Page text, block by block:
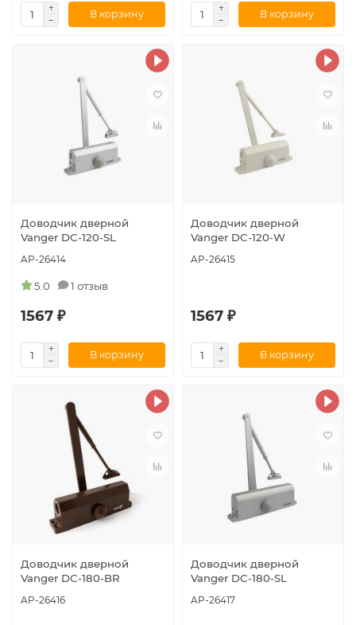
В корзину В корзину
Доводчик дверной
Vanger DC-120-SL
AP-26414
5.0 1 отзыв
1567 ₽
В корзину
Доводчик дверной
Vanger DC-120-W
AP-26415
1567 ₽
В корзину
Доводчик дверной
Vanger DC-180-BR
AP-26416
Доводчик дверной
Vanger DC-180-SL
AP-26417